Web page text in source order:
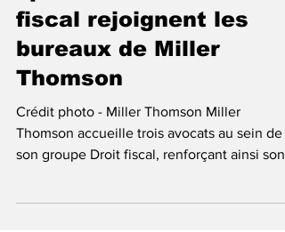
spécialisés en droit
fiscal rejoignent les
bureaux de Miller
Thomson
Crédit photo - Miller Thomson Miller
Thomson accueille trois avocats au sein de
expertise...